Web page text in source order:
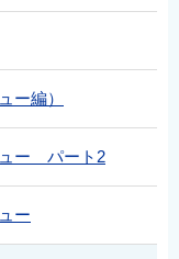
ー編）
ュー パート2
ー